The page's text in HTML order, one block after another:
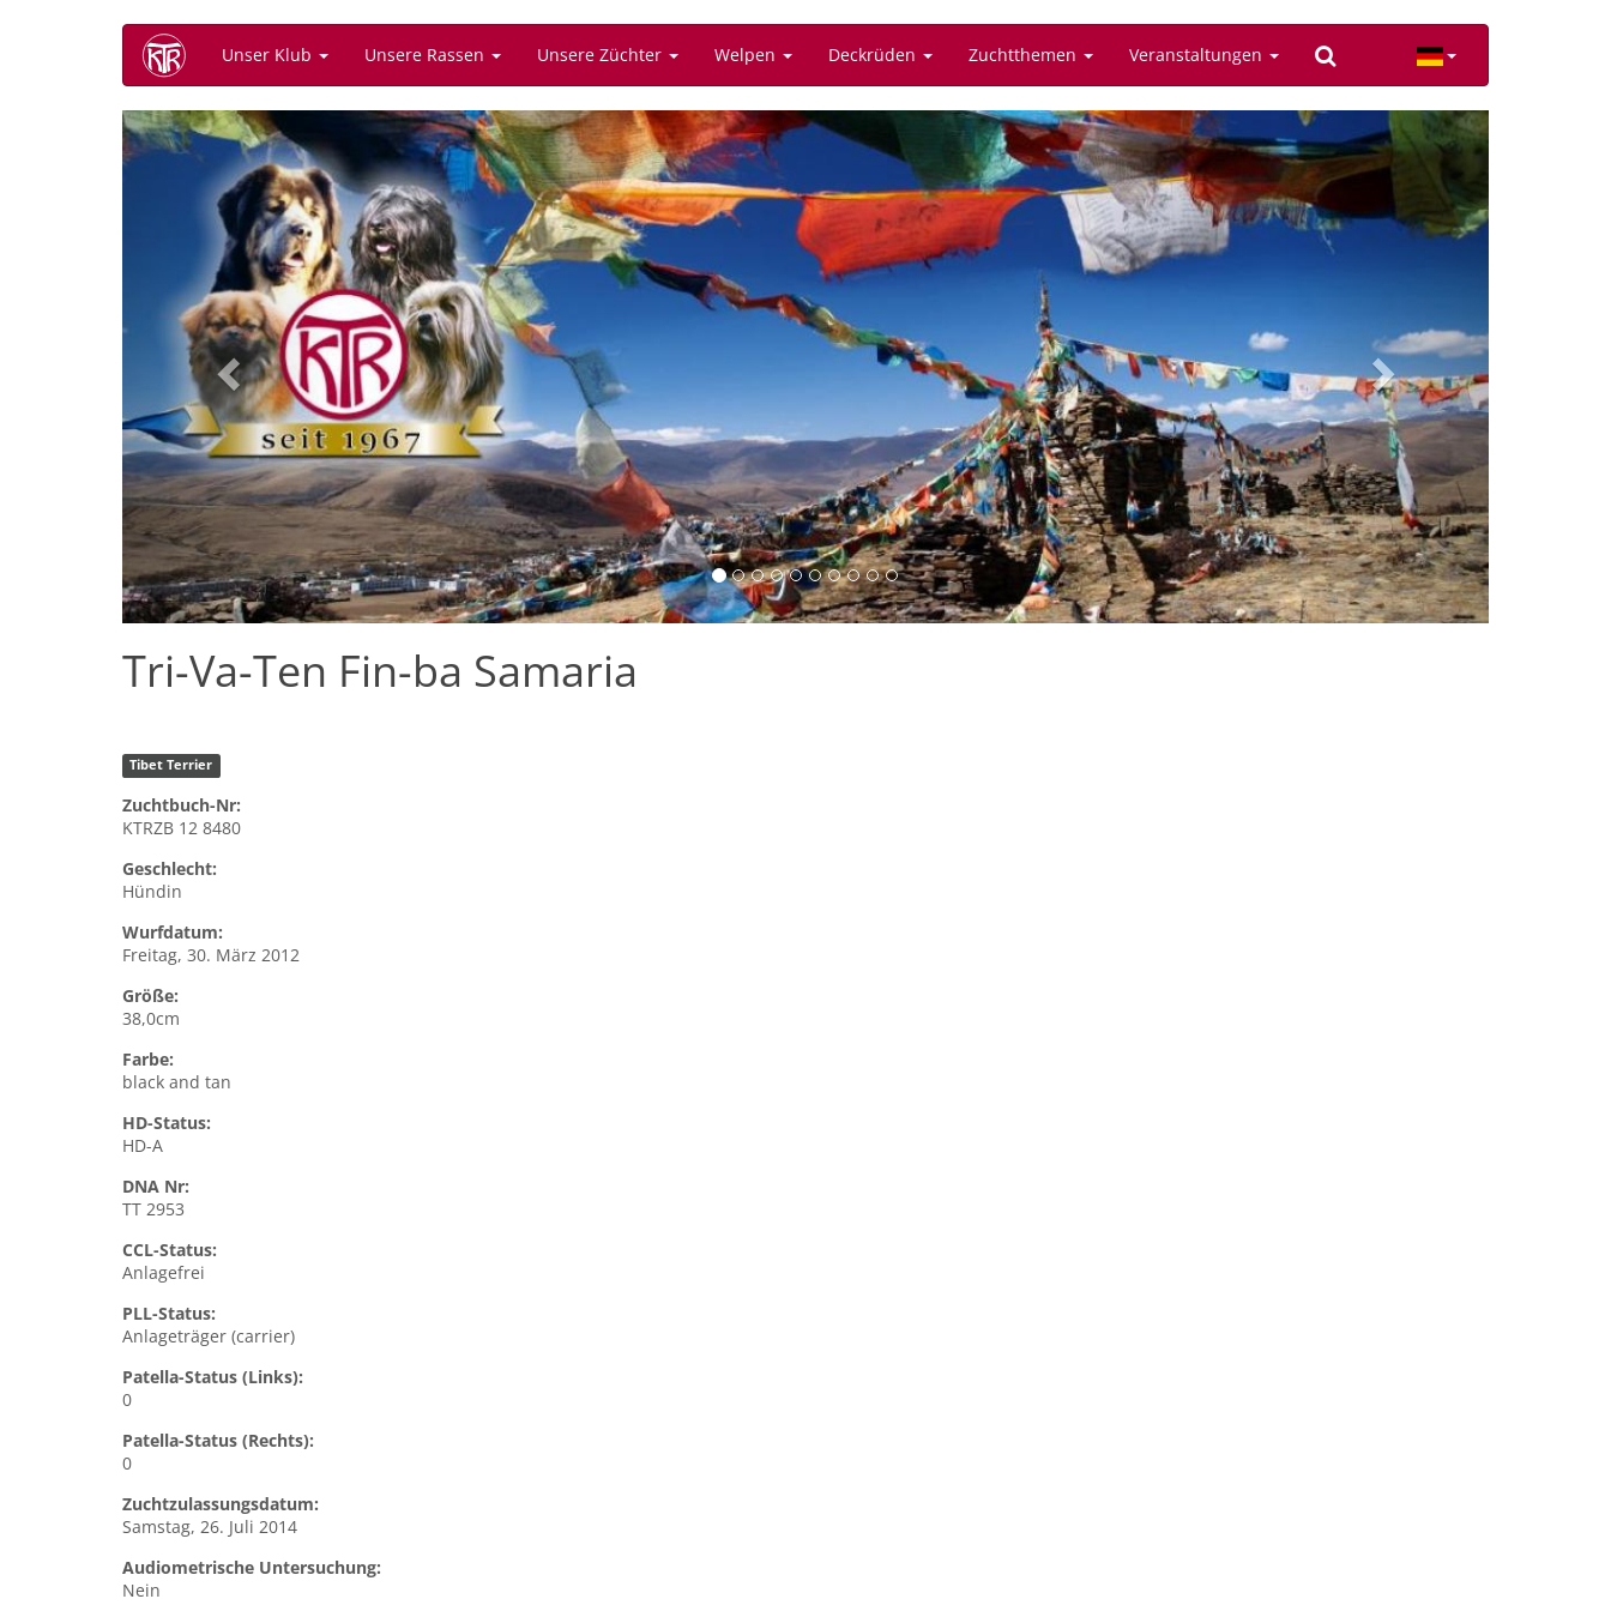
Unser Klub Unsere Rassen Unsere Züchter Welpen Deckrüden Zuchtthemen Veranstaltungen
Previous Next
Tri-Va-Ten Fin-ba Samaria
Tibet Terrier
Zuchtbuch-Nr:
KTRZB 12 8480
Geschlecht:
Hündin
Wurfdatum:
Freitag, 30. März 2012
Größe:
38,0cm
Farbe:
black and tan
HD-Status:
HD-A
DNA Nr:
TT 2953
CCL-Status:
Anlagefrei
PLL-Status:
Anlageträger (carrier)
Patella-Status (Links):
0
Patella-Status (Rechts):
0
Zuchtzulassungsdatum:
Samstag, 26. Juli 2014
Audiometrische Untersuchung:
Nein